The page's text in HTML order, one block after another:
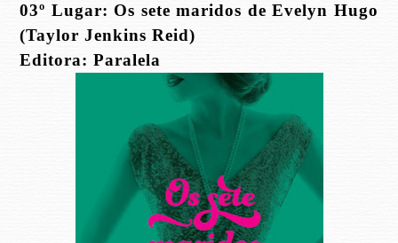
03º Lugar: Os sete maridos de Evelyn Hugo
(Taylor Jenkins Reid)
Editora: Paralela